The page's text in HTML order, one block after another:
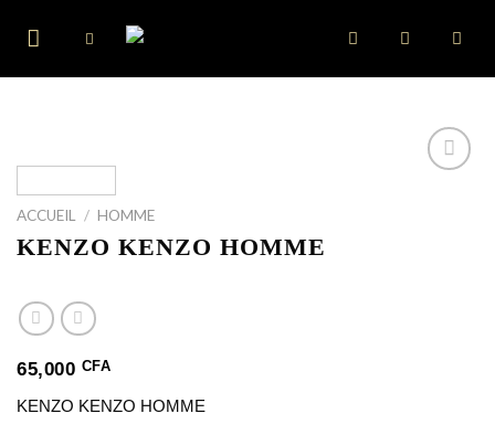
ACCUEIL / HOMME
KENZO KENZO HOMME
65,000 CFA
KENZO KENZO HOMME